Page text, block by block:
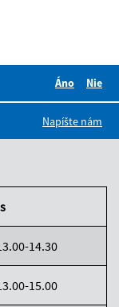
Áno
Nie
Napíšte nám
14.30
15.00